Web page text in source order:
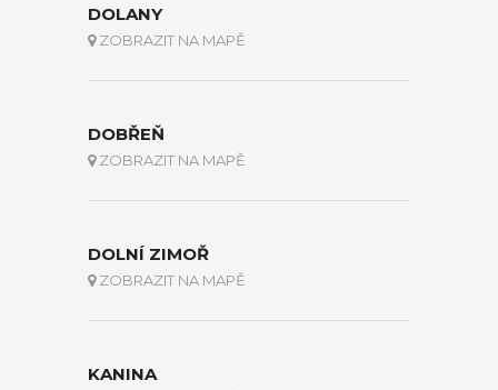
DOLANY
ZOBRAZIT NA MAPĚ
DOBŘEŇ
ZOBRAZIT NA MAPĚ
DOLNÍ ZIMOŘ
ZOBRAZIT NA MAPĚ
KANINA